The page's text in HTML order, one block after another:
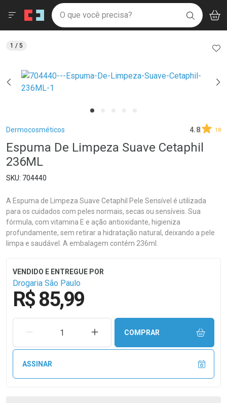
Drogaria São Paulo
Ir direto para a home
pela página
Ir direto para o conteúdo
Ir direto para a busca
Ir direto para a conta
Ir direto para a notificações
Ir direto para o carrinho
Ir direto para o menu
Faça a sua busca
O que você precisa? BUSCAR
Menu
Breadcrumb
Dermocosméticos 4.8 18
Espuma De Limpeza Suave Cetaphil
236ML
704440
A Espuma de Limpeza Suave Cetaphil Pele Sensível é utilizada
para os cuidados com peles normais, secas ou sensíveis. Sua
fórmula, com vitamina E e ação antioxidante, higieniza
profundamente, sem retirar a hidratação natural, deixando a pele
limpa e saudável. A embalagem contém 236ml.
Drogaria São Paulo
R$ 85,99
REMOVER UMA UNIDADEAUMENTAR UMA UNIDADE
COMPRAR
ASSINAR
1 / 5